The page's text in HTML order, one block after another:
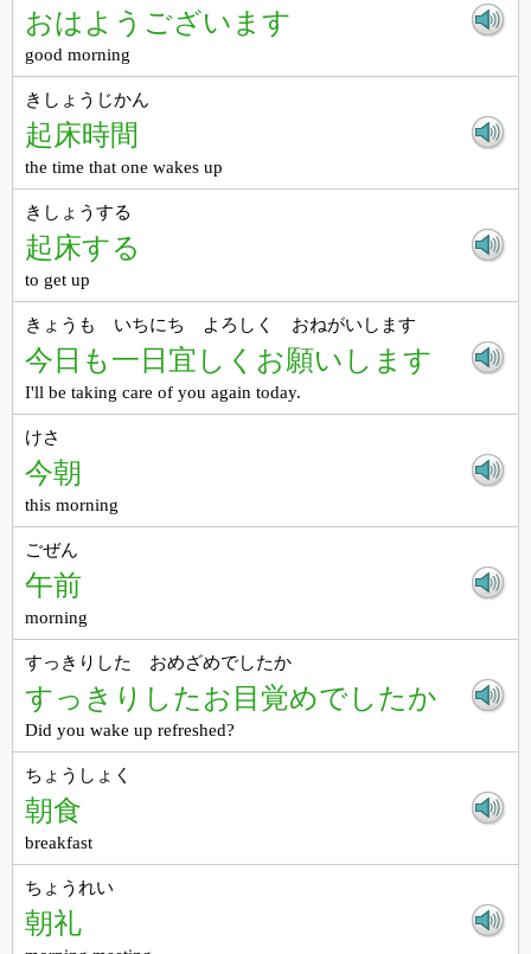
おはようございます
good morning
きしょうじかん
起床時間
the time that one wakes up
きしょうする
起床する
to get up
きょうも いちにち よろしく おねがいします
今日も一日宜しくお願いします
I'll be taking care of you again today.
けさ
今朝
this morning
ごぜん
午前
morning
すっきりした おめざめでしたか
すっきりしたお目覚めでしたか
Did you wake up refreshed?
ちょうしょく
朝食
breakfast
ちょうれい
朝礼